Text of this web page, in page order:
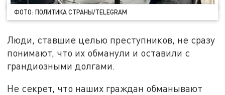
ФОТО: ПОЛИТИКА СТРАНЫ/TELEGRAM
Люди, ставшие целью преступников, не сразу
понимают, что их обманули и оставили с
грандиозными долгами.
Не секрет, что наших граждан обманывают